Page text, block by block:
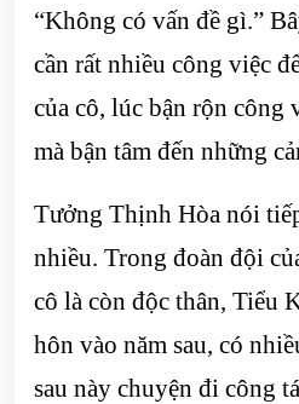
“Không có vấn đề gì.”
cần rất nhiều công việc
của cô, lúc bận rộn công
mà bận tâm đến những
Tưởng Thịnh Hòa nói
nhiều. Trong đoàn đội
cô là còn độc thân, Tiểu
hôn vào năm sau, có
sau này chuyện đi công